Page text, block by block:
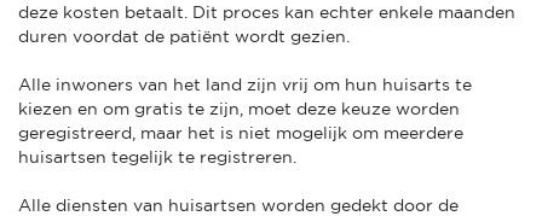
deze kosten betaalt. Dit proces kan echter enkele maanden
duren voordat de patiënt wordt gezien.
Alle inwoners van het land zijn vrij om hun huisarts te
kiezen en om gratis te zijn, moet deze keuze worden
geregistreerd, maar het is niet mogelijk om meerdere
huisartsen tegelijk te registreren.
Alle diensten van huisartsen worden gedekt door de